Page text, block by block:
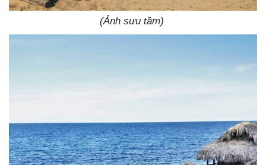
(Ảnh sưu tầm)